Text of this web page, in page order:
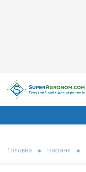
Головна Насіння